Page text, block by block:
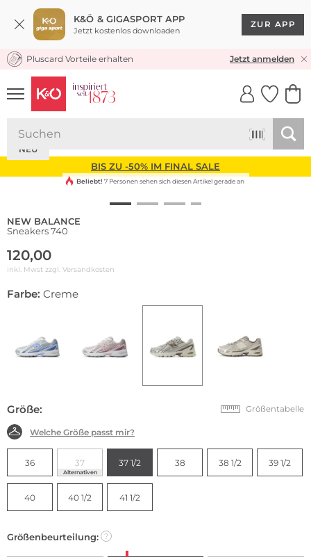
K&Ö & GIGASPORT APP
Jetzt kostenlos downloaden
ZUR APP
KOSTENLOSER VERSAND* & RÜCKVERSAND
Pluscard Vorteile erhalten Jetzt anmelden
UNSERE APP
CLICK &
BIS ZU -50% IM FINAL SALE
NEU
Beliebt! 7 Personen sehen sich diesen Artikel gerade an
NEW BALANCE
Sneakers 740
120,00
inkl. Mwst zzgl. Versandkosten
Farbe: Creme
Größe: Größentabelle
Welche Größe passt mir?
36 37
Alternativen
37 1/2 38 38 1/2 39 1/2
40 40 1/2 41 1/2
Größenbeurteilung: ?